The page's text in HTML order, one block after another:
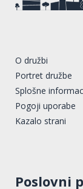
O družbi
Portret družbe
Splošne
Pogoji uporabe
Kazalo strani
Poslovni